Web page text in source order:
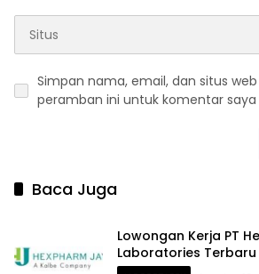
Simpan nama, email, dan situs
peramban ini untuk komentar saya
Baca Juga
Lowongan Kerja PT
Laboratories Terbaru